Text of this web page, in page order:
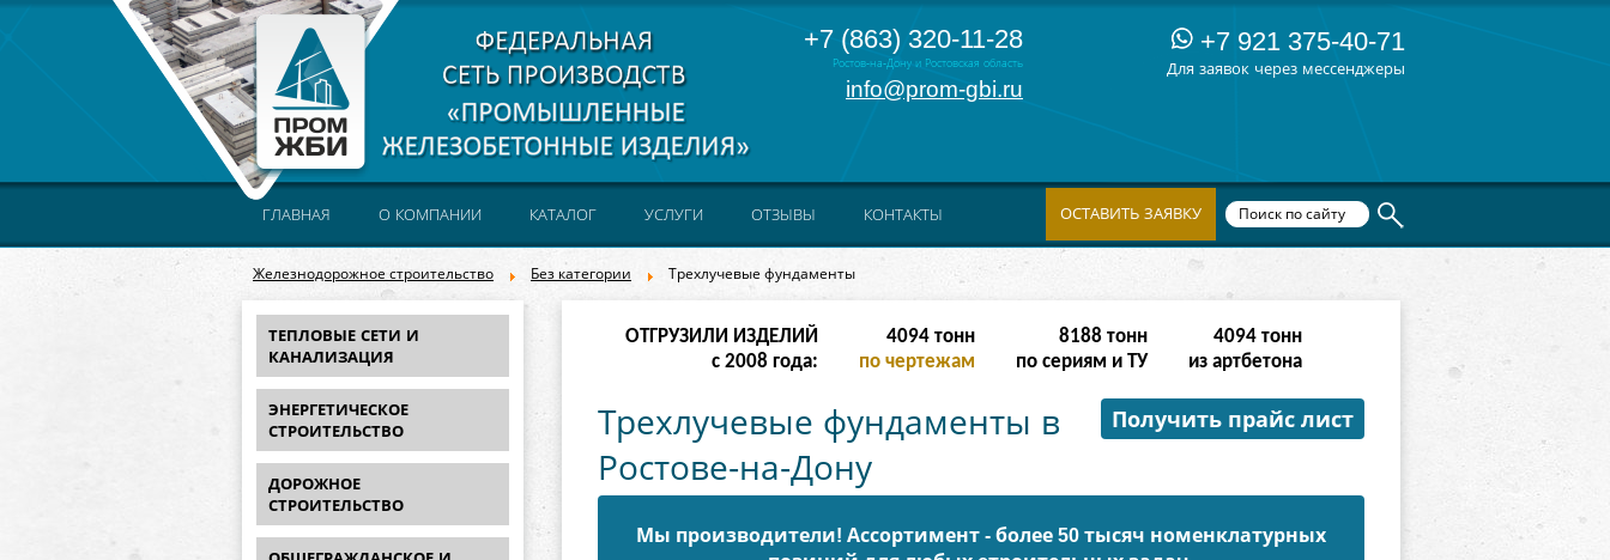
+7 (863) 320-11-28
Ростов-на-Дону и Ростовская область
info@prom-gbi.ru
+7 921 375-40-71
Для заявок через мессенджеры
Железнодорожное строительство Без категории Трехлучевые фундаменты
ГЛАВНАЯ О КОМПАНИИ КАТАЛОГ УСЛУГИ ОТЗЫВЫ КОНТАКТЫ ОСТАВИТЬ ЗАЯВКУ
ТЕПЛОВЫЕ СЕТИ И
КАНАЛИЗАЦИЯ
ЭНЕРГЕТИЧЕСКОЕ
СТРОИТЕЛЬСТВО
ДОРОЖНОЕ
СТРОИТЕЛЬСТВО
ОТГРУЗИЛИ ИЗДЕЛИЙ
с 2008 года:
16382тонн
по чертежам
32764 тонн
по сериям и ТУ
16382тонн
из артбетона
Получить прайс лист
Трехлучевые фундаменты в
Ростове-на-Дону
Мы производители! Ассортимент - более 50 тысяч номенклатурных